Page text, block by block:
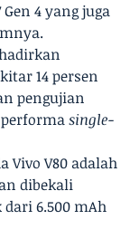
4 yang juga
14 persen
pengujian
single-
Vivo V80 adalah
dibekali
6.500 mAh